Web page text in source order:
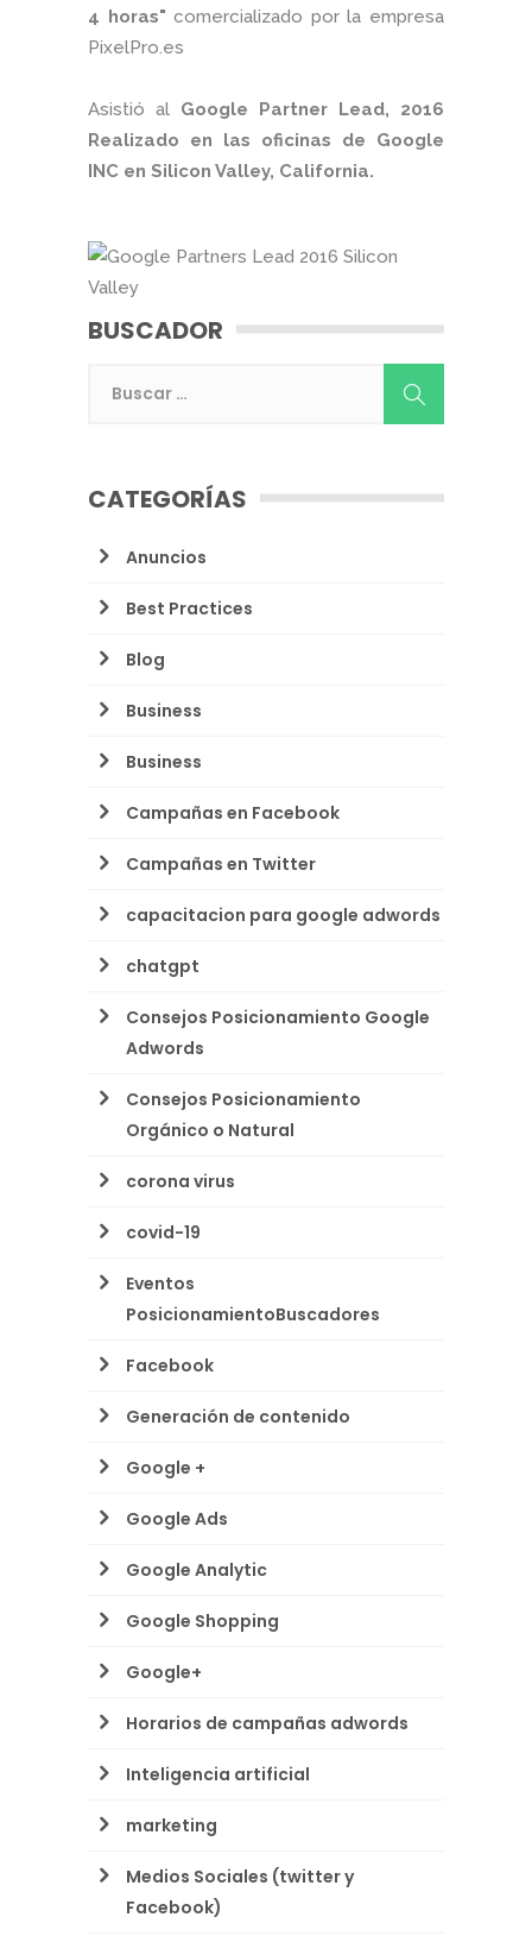
4 horas" comercializado por la empresa
PixelPro.es
Asistió al Google Partner Lead, 2016
Realizado en las oficinas de Google
INC en Silicon Valley, California.
BUSCADOR
CATEGORÍAS
Anuncios
Best Practices
Blog
Business
Business
Campañas en Facebook
Campañas en Twitter
capacitacion para google adwords
chatgpt
Consejos Posicionamiento Google
Adwords
Consejos Posicionamiento
Orgánico o Natural
corona virus
covid-19
Eventos
PosicionamientoBuscadores
Facebook
Generación de contenido
Google +
Google Ads
Google Analytic
Google Shopping
Google+
Horarios de campañas adwords
Inteligencia artificial
marketing
Medios Sociales (twitter y
Facebook)